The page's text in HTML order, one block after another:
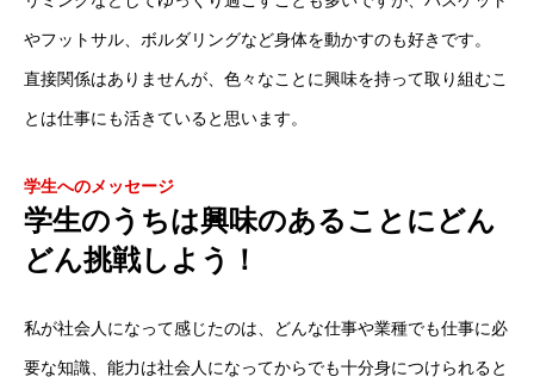
やフットサル、ボルダリングなど身体を動かすのも好きです。
直接関係はありませんが、色々なことに興味を持って取り組むこ
とは仕事にも活きていると思います。
学生へのメッセージ
学生のうちは興味のあることにどん
どん挑戦しよう！
私が社会人になって感じたのは、どんな仕事や業種でも仕事に必
要な知識、能力は社会人になってからでも十分身につけられると